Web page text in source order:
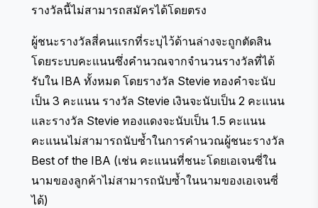
รางวัลนี้ไม่สามารถสมัครได้โดยตรง
ผู้ชนะรางวัลสี่คนแรกที่ระบุไว้ด้านล่างจะถูกตัดสิน
โดยระบบคะแนนซึ่งคำนวณจากจำนวนรางวัลที่ได้
รับใน IBA ทั้งหมด โดยรางวัล Stevie ทองคำจะนับ
เป็น 3 คะแนน รางวัล Stevie เงินจะนับเป็น 2 คะแนน
และรางวัล Stevie ทองแดงจะนับเป็น 1.5 คะแนน
คะแนนไม่สามารถนับซ้ำในการคำนวณผู้ชนะรางวัล
Best of the IBA (เช่น คะแนนที่ชนะโดยเอเจนซี่ใน
นามของลูกค้าไม่สามารถนับซ้ำในนามของเอเจนซี่
ได้)